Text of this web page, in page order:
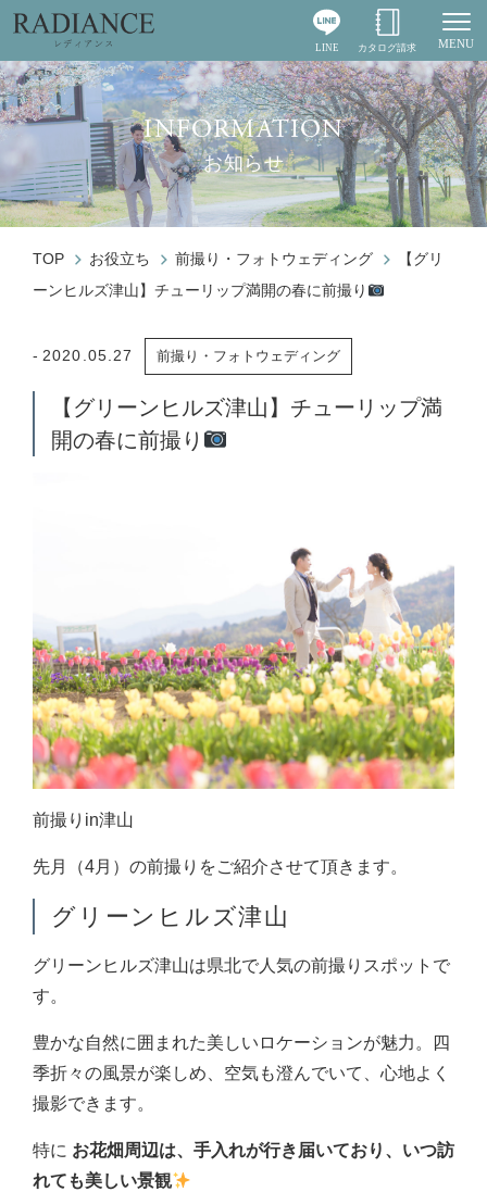
MENU
LINE カタログ請求
INFORMATION
お知らせ
TOP お役立ち 前撮り・フォトウェディング
【グリ
ーンヒルズ津山】チューリップ満開の春に前撮り
2020.05.27 前撮り・フォトウェディング
【グリーンヒルズ津山】チューリップ満
開の春に前撮り
前撮りin津山
先月（4月）の前撮りをご紹介させて頂きます。
グリーンヒルズ津山
グリーンヒルズ津山は県北で人気の前撮りスポットで
す。
豊かな自然に囲まれた美しいロケーションが魅力。四
季折々の風景が楽しめ、空気も澄んでいて、心地よく
撮影できます。
特に お花畑周辺は、手入れが行き届いており、いつ訪
れても美しい景観